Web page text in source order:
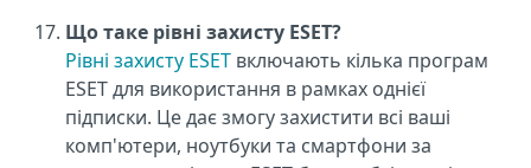
Що таке рівні захисту ESET?
Рівні захисту ESET включають кілька програм
ESET для використання в рамках однієї
підписки. Це дає змогу захистити всі ваші
комп'ютери, ноутбуки та смартфони за